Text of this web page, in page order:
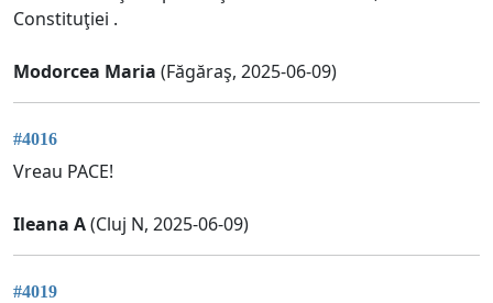
Constituţiei .
Modorcea Maria (Făgăraş, 2025-06-09)
#4016
Vreau PACE!
Ileana A(Cluj N, 2025-06-09)
#4019